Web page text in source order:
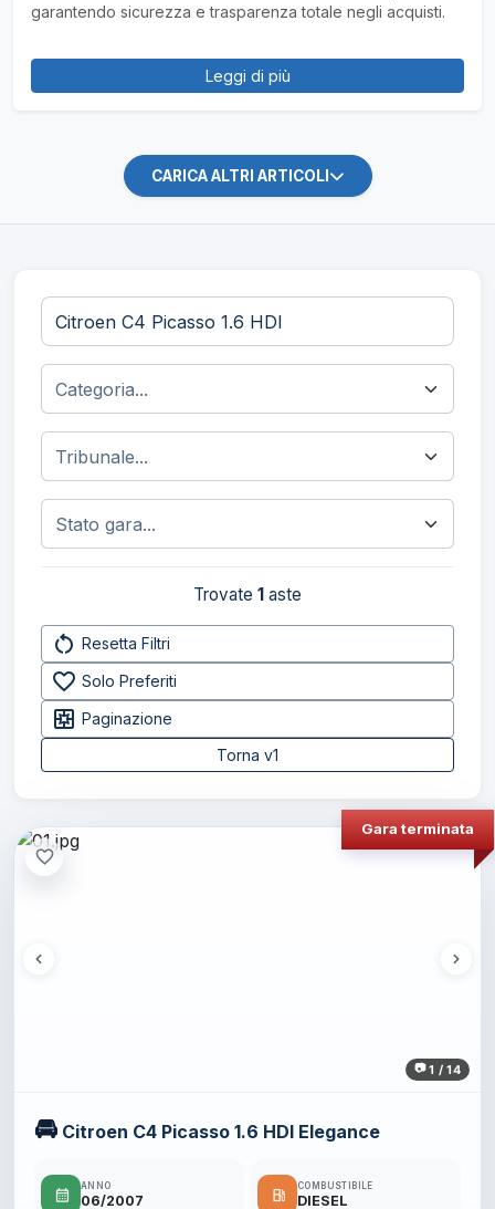
garantendo sicurezza e trasparenza totale negli acquisti.
Leggi di più
CARICA ALTRI ARTICOLI
Trovate 1 aste
restart_alt Resetta Filtri
favorite_border Solo Preferiti
pages Paginazione
Torna v1
1 / 14
Gara terminata
favorite_border
🚘 Citroen C4 Picasso 1.6 HDI Elegance
calendar_month
ANNO
06/2007 local_gas_station
COMBUSTIBILE
DIESEL